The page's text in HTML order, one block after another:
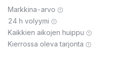
Markkina-arvo
24 h volyymi
Kaikkien aikojen huippu
Kierrossa oleva tarjonta